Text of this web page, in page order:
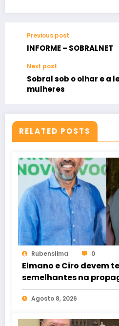
Previous post
INFORME – SOBRALNET
Next post
Sobral sob o olhar e a
mulheres
RELATED POSTS
Rubenslima 0
Elmano e Ciro devem
semelhantes na
de rádio e TV
Agosto 8, 2026